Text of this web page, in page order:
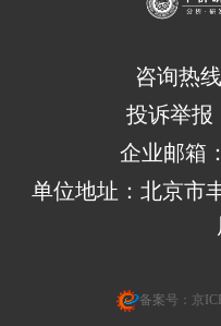
咨询热
投诉举报
企业邮箱
单位地址：北京市
备案号： 京